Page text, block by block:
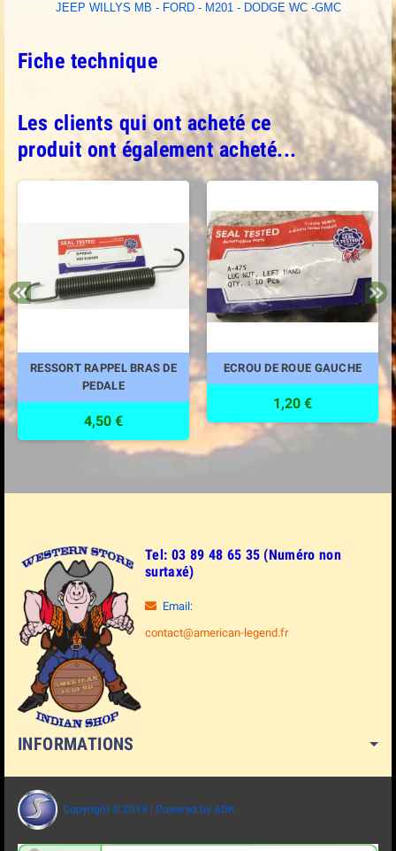
JEEP WILLYS MB - FORD - M201 - DODGE WC -GMC
Fiche technique
Les clients qui ont acheté ce
produit ont également acheté...
RESSORT RAPPEL BRAS DE
PEDALE
4,50 €
ECROU DE ROUE GAUCHE
1,20 €
Tel: 03 89 48 65 35 (Numéro non
surtaxé)
Email:
contact@american-legend.fr
INFORMATIONS
Copyright © 2019 | Powered by ADK